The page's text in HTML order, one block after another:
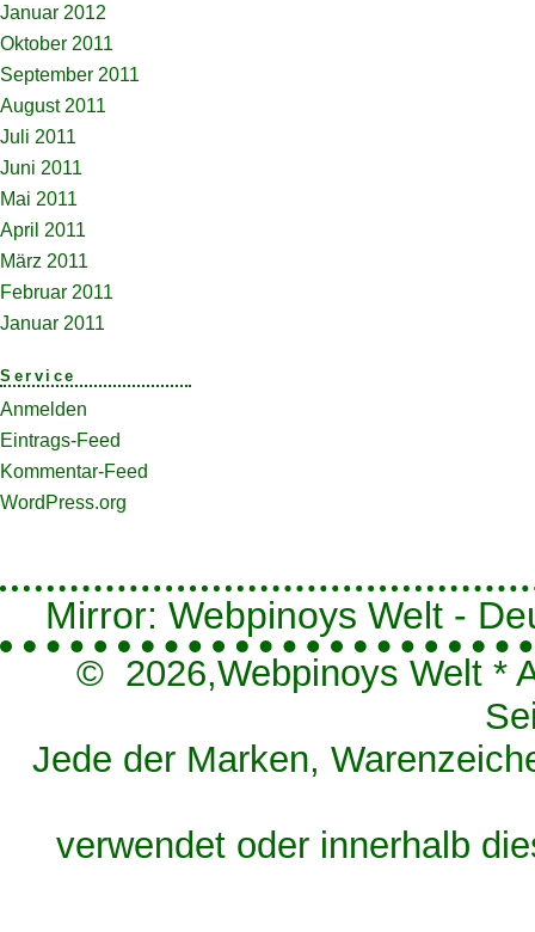
Januar 2012
Oktober 2011
September 2011
August 2011
Juli 2011
Juni 2011
Mai 2011
April 2011
März 2011
Februar 2011
Januar 2011
Service
Anmelden
Eintrags-Feed
Kommentar-Feed
WordPress.org
Mirror: Webpinoys Welt -
© 2026,Webpinoys Welt *
Jede der Marken,
verwendet oder innerhalb